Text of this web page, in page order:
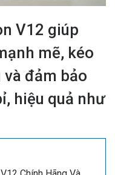
V12 giúp
mẽ, kéo
đảm bảo
hiệu quả như